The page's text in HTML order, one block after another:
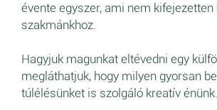
évente egyszer, ami nem
szakmánkhoz.
Hagyjuk magunkat eltévedni egy
megláthatjuk, hogy milyen gyorsan
túlélésünket is szolgáló kreatív énünk.